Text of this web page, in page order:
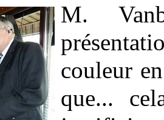
M.
couleur
que...